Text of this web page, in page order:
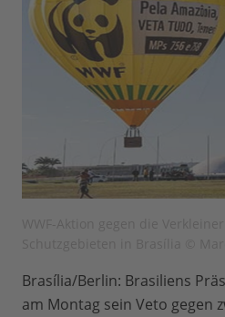
Brasília/Berlin: Brasiliens
am Montag sein Veto gegen